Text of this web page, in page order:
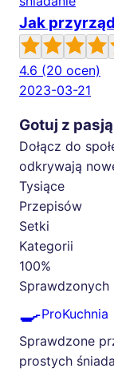
Jak
4.6 (20 ocen)
2023-03-21
Gotuj z
Dołącz do
odkrywają
Tysiące
Przepisów
Setki
Kategorii
100%
Sprawdzonych
🍳ProKuchnia
Sprawdzone
prostych